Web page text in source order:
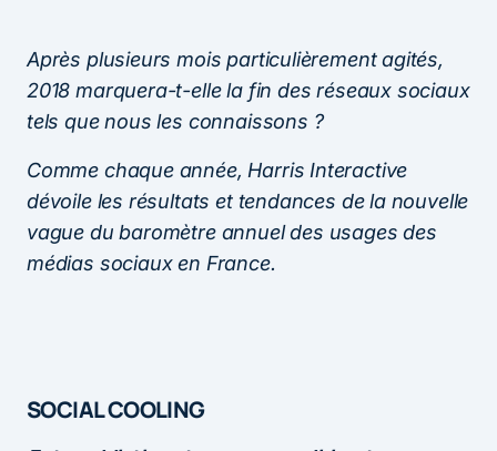
Après plusieurs mois particulièrement agités,
2018 marquera-t-elle la fin des réseaux sociaux
tels que nous les connaissons ?
Comme chaque année, Harris Interactive
dévoile les résultats et tendances de la nouvelle
vague du baromètre annuel des usages des
médias sociaux en France.
SOCIAL COOLING